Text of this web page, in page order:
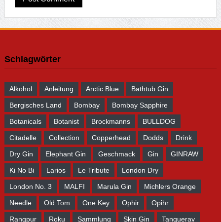
Schlagwörter
Alkohol Anleitung Arctic Blue Bathtub Gin
Bergisches Land Bombay Bombay Sapphire
Botanicals Botanist Brockmanns BULLDOG
Citadelle Collection Copperhead Dodds Drink
Dry Gin Elephant Gin Geschmack Gin GINRAW
Ki No Bi Larios Le Tribute London Dry
London No. 3 MALFI Marula Gin Michlers Orange
Needle Old Tom One Key Ophir Opihr
Rangpur Roku Sammlung Skin Gin Tanqueray